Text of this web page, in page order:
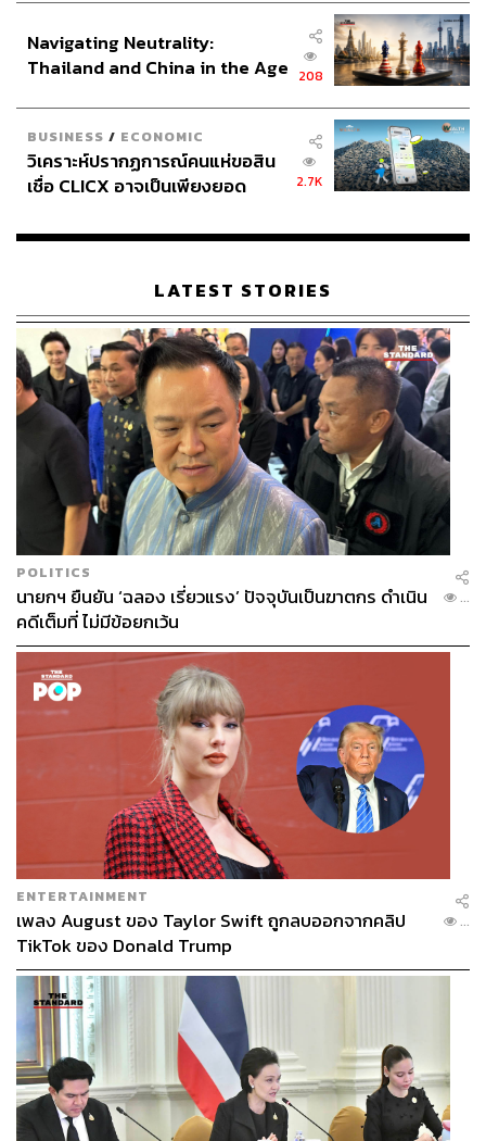
Navigating Neutrality:
Thailand and China in the Age
208
BUSINESS / ECONOMIC
วิเคราะห์ปรากฏการณ์คนแห่ขอสิน
เชื่อ CLICX อาจเป็นเพียงยอด
เรือนไทยที่ถูกซุกไว้
2.7K
LATEST STORIES
POLITICS
นายกฯ ยืนยัน ‘ฉลอง เรี่ยวแรง’ ปัจจุบันเป็นฆาตกร ดำเนิน
คดีเต็มที่ ไม่มีข้อยกเว้น
...
ENTERTAINMENT
เพลง August ของ Taylor Swift ถูกลบออกจากคลิป
TikTok ของ Donald Trump
...